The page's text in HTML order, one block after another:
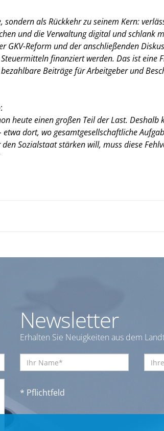
als Rückkehr zu seinem Kern:
und die Verwaltung digital und schlank
Reform und der anschließenden
finanziert werden. Das ist eine
Beiträge für Arbeitgeber und
heute einen großen Teil der Last. Deshalb
dort, wo gesamtgesellschaftliche
Sozialstaat stärken will, muss diese
Newsletter
Erhalten Sie Neuigkeiten aus dem
* Pflichtfeld